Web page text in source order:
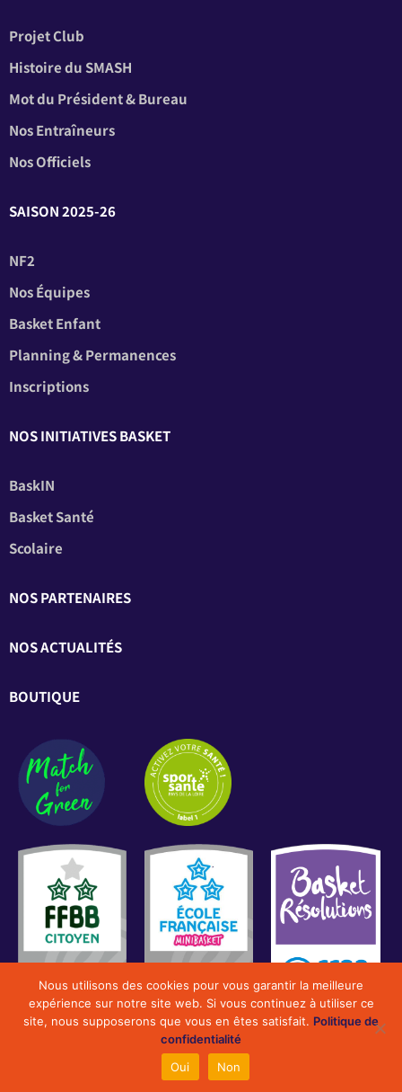
Projet Club
Histoire du SMASH
Mot du Président & Bureau
Nos Entraîneurs
Nos Officiels
SAISON 2025-26
NF2
Nos Équipes
Basket Enfant
Planning & Permanences
Inscriptions
NOS INITIATIVES BASKET
BaskIN
Basket Santé
Scolaire
NOS PARTENAIRES
NOS ACTUALITÉS
BOUTIQUE
2022 Smash Basket Vendée Sud Loire. Tous droits
réservés.|Mentions Légales
Nous utilisons des cookies pour vous garantir la meilleure
expérience sur notre site web. Si vous continuez à utiliser ce
site, nous supposerons que vous en êtes satisfait. Politique de
confidentialité
Oui
Non